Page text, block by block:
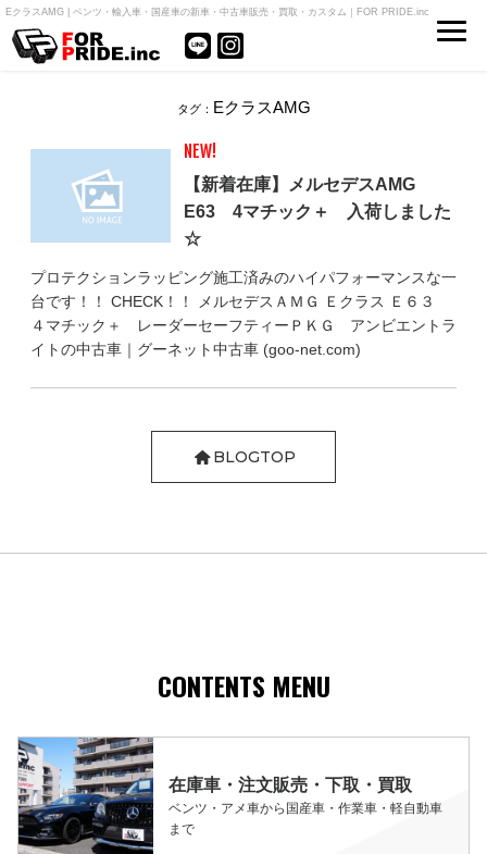
EクラスAMG | ベンツ・輸入車・国産車の新車・中古車販売・買取・カスタム｜FOR PRIDE.inc
タグ： EクラスAMG
NEW!
【新着在庫】メルセデスAMG
E63 4マチック＋ 入荷しました
☆
プロテクションラッピング施工済みのハイパフォーマンスな一
台です！！ CHECK！！ メルセデスＡＭＧ Ｅクラス Ｅ６３
４マチック＋ レーダーセーフティーＰＫＧ アンビエントラ
イトの中古車｜グーネット中古車 (goo-net.com)
BLOGTOP
CONTENTS MENU
在庫車・注文販売・下取・買取
ベンツ・アメ車から国産車・作業車・軽自動車
まで